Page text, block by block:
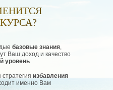
избавления
именно Вам
базовые знания
Ваш доход и качество
уровень